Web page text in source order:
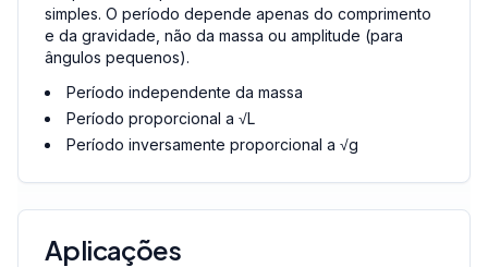
simples. O período depende apenas do comprimento
e da gravidade, não da massa ou amplitude (para
ângulos pequenos).
Período independente da massa
Período proporcional a √L
Período inversamente proporcional a √g
Aplicações